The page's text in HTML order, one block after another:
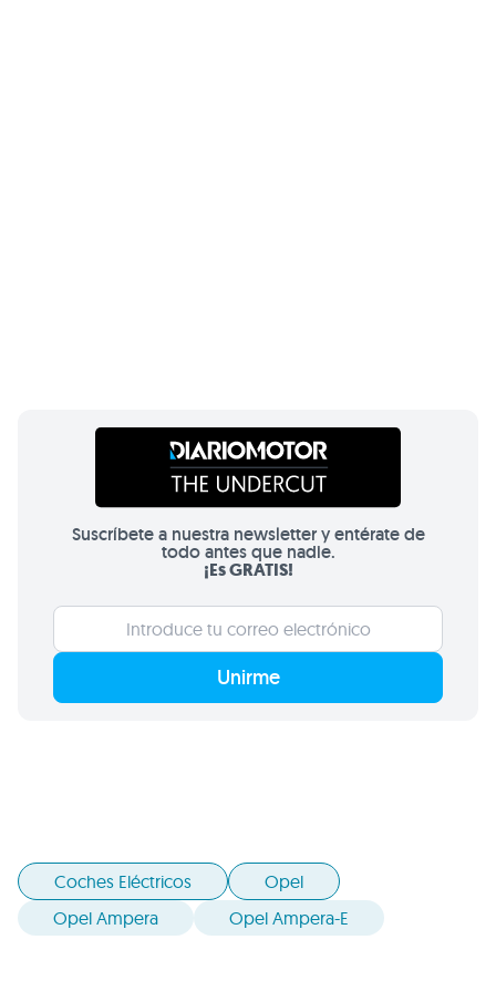
Suscríbete a nuestra newsletter y entérate de
todo antes que nadie.
¡Es GRATIS!
Unirme
Coches Eléctricos
Opel
Opel Ampera
Opel Ampera-E